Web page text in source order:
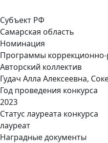
Субъект РФ
Самарская область
Номинация
Программы
Авторский коллектив
Гудач Алла Алексеевна,
Год проведения конкурса
2023
Статус лауреата конкурса
лауреат
Наградные документы